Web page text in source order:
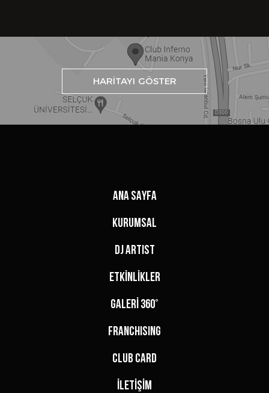
HARİTAYI GÖSTER
ANA SAYFA
KURUMSAL
DJ ARTIST
ETKİNLİKLER
GALERİ 360°
FRANCHISING
CLUB CARD
İLETİŞİM